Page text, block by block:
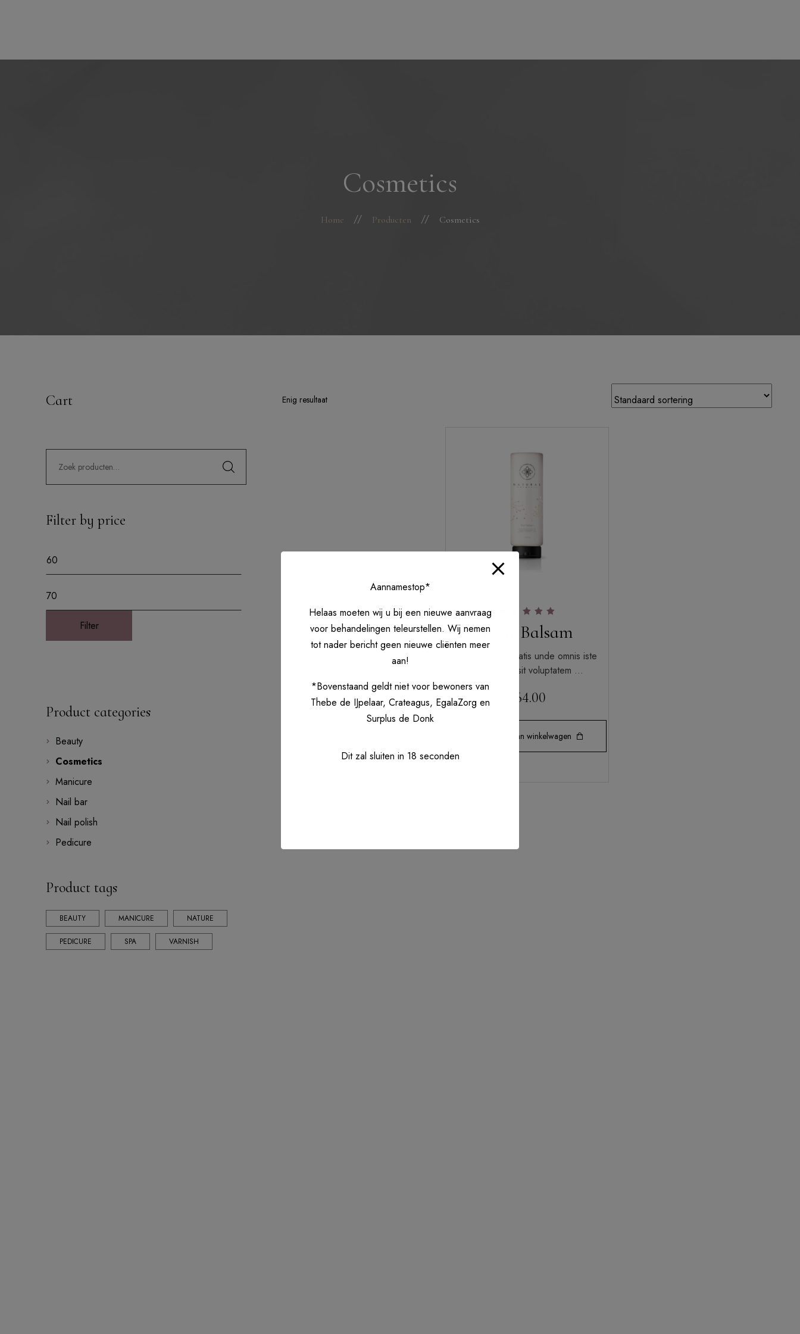
Pedicure
Cosmetics
Home Producten Cosmetics
Enig resultaat
5.00
uit 5
Hair Balsam
Sed ut perspiciatis unde omnis iste
natus error sit voluptatem …
64.00
Toevoegen aan winkelwagen
Cart
Filter by price
Filter
Product categories
Beauty
Cosmetics
Manicure
Nail bar
Nail polish
Pedicure
Product tags
BEAUTY MANICURE NATURE
PEDICURE SPA VARNISH
Aannamestop*
Helaas moeten wij u bij een nieuwe aanvraag
voor behandelingen teleurstellen. Wij nemen
tot nader bericht geen nieuwe cliënten meer
aan!
*Bovenstaand geldt niet voor bewoners van
Thebe de IJpelaar, Crateagus, EgalaZorg en
Surplus de Donk
Dit zal sluiten in 18 seconden